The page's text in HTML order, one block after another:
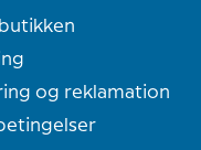
og reklamation